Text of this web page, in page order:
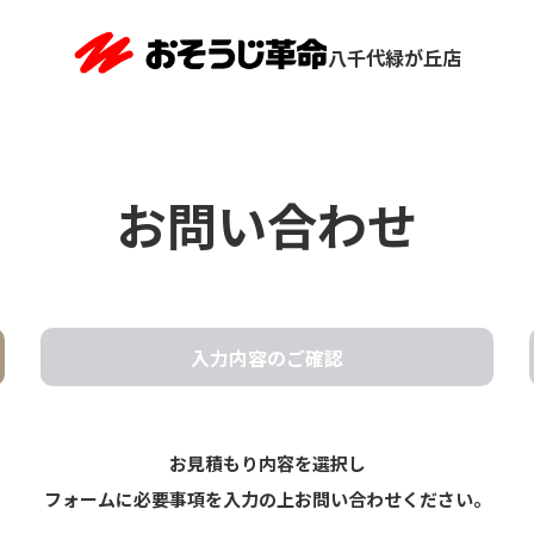
八千代緑が丘店
お問い合わせ
入力内容のご確認
お見積もり内容を選択し
フォームに必要事項を入力の上お問い合わせください。